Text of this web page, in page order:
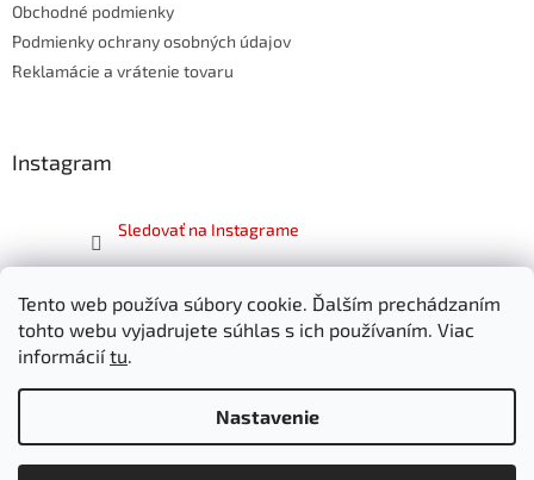
Tento web používa súbory cookie. Ďalším prechádzaním
tohto webu vyjadrujete súhlas s ich používaním. Viac
informáciítu.
Nastavenie
r
v
u
Obchodné podmienky
Podmienky ochrany osobných údajov
Reklamácie a vrátenie tovaru
Instagram
Sledovať na Instagrame
Facebook
Vytvoril Shoptet